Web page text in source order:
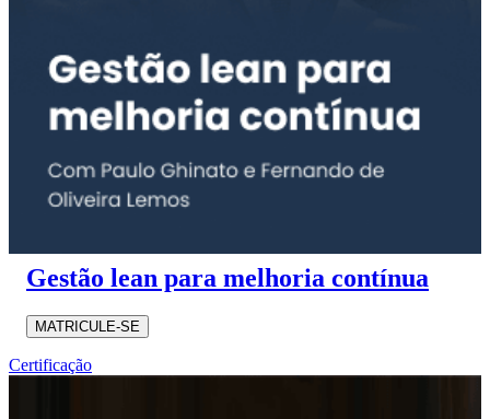
Gestão lean para melhoria contínua
MATRICULE-SE
Certificação